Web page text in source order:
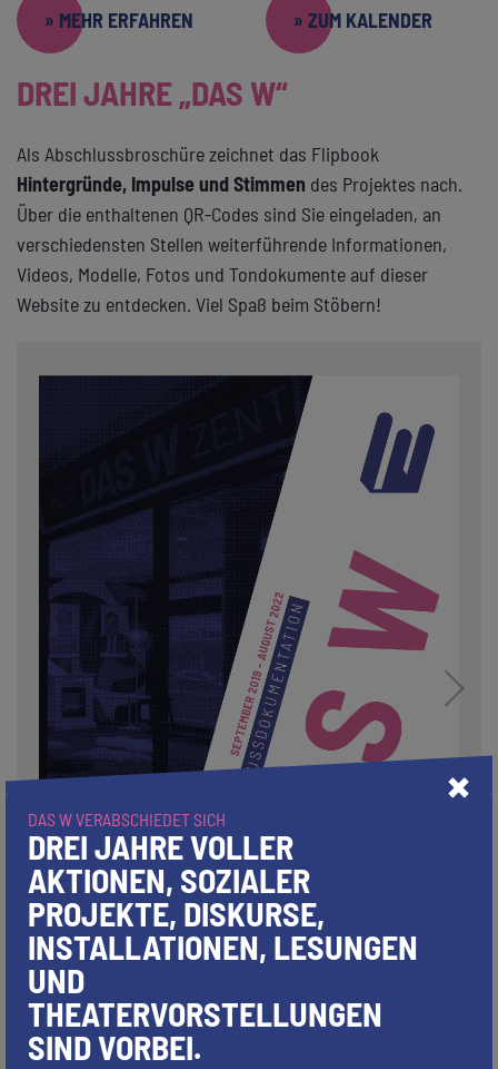
» MEHR ERFAHREN » ZUM KALENDER
DREI JAHRE „DAS W“
Als Abschlussbroschüre zeichnet das Flipbook
Hintergründe, Impulse und Stimmen des Projektes nach.
Über die enthaltenen QR-Codes sind Sie eingeladen, an
verschiedensten Stellen weiterführende Informationen,
Videos, Modelle, Fotos und Tondokumente auf dieser
Website zu entdecken. Viel Spaß beim Stöbern!
1/100
DAS W VERABSCHIEDET SICH
DREI JAHRE VOLLER
AKTIONEN, SOZIALER
PROJEKTE, DISKURSE,
INSTALLATIONEN, LESUNGEN
UND
THEATERVORSTELLUNGEN
SIND VORBEI.
×